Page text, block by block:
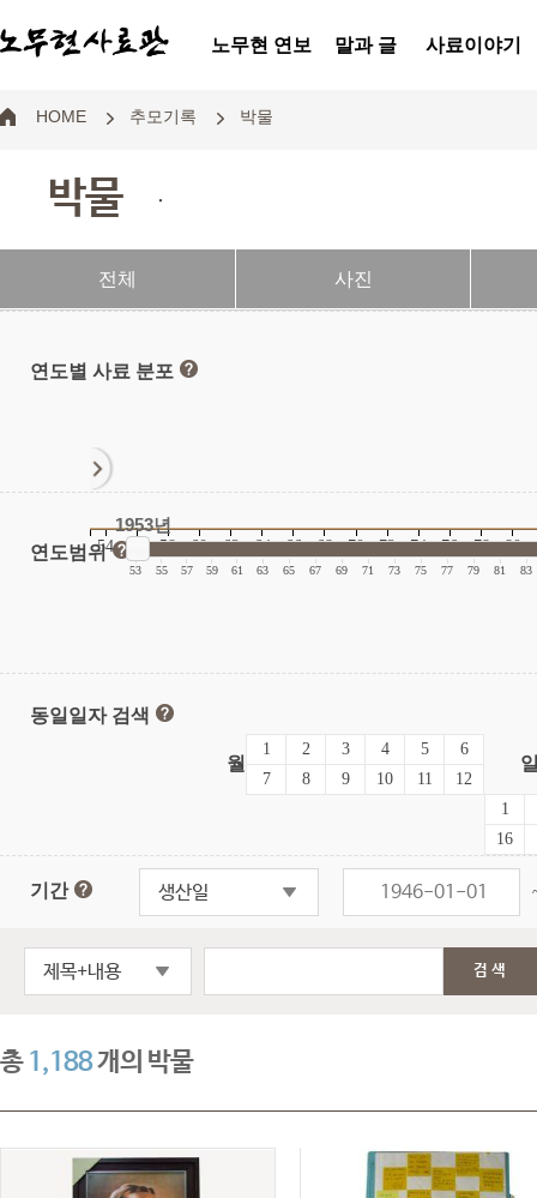
노무현 연보 말과 글 사료이야기
HOME 추모기록 박물
박물 .
전체 사진
연도별 사료 분포
54 58 60 62 64 66 68 70 72 74 76 78 80
연도범위
1953년
|
53 55 57 59 61 63 65 67 69 71 73 75 77 79 81 83
동일일자 검색
월
1 2 3 4 5
6
7
8 9 10 11 12
1
16
기간 생산일
제목+내용 검색
총1,188개의 박물